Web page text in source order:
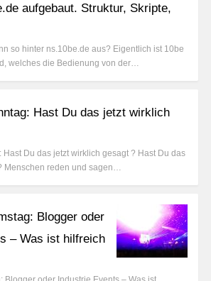
aufgebaut. Struktur, Skripte,
so hinter ns.10be.de aus? Eigentlich ist 10be
welches die Bedienung von der…
Hast Du das jetzt wirklich
Du das jetzt wirklich gesagt ? Hast Du das
Menschen reden und sagen…
Blogger oder
– Was ist hilfreich